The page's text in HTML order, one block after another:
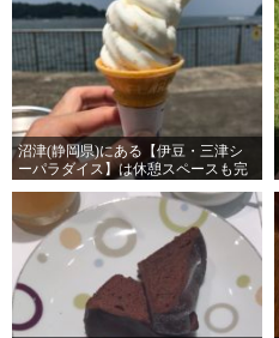
沼津(静岡県)にある【伊豆・三津シ
ーパラダイス】は休憩スペースも完
来るでござる